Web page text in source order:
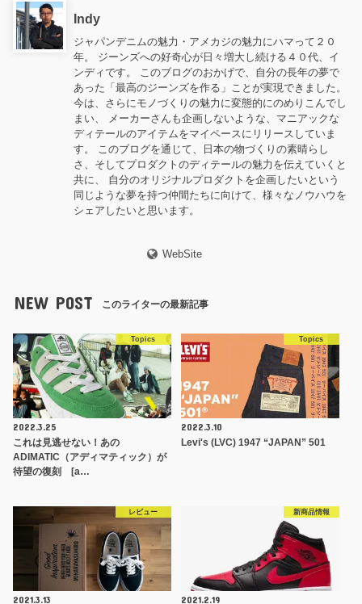
Indy
ジャパンデニムの魅力・アメカジの魅力にハマって２０
年。 ジーンズへの好奇心が日々増大し続ける４０代、イ
ンディです。 このブログのおかげで、自分の長年の夢で
あった「最高のジーンズを作る」ことが実現できました。
今は、さらにモノづくりの魅力に変態的にのめりこんでし
まい、 メーカーさんも企画しないような、マニアックな
ディテールのアイテムをマイペースにリリースしていま
す。 このブログを通じて、日本の物づくりの素晴らし
さ、そしてプロダクトのディテールの魅力を伝えていくと
共に、 自分のオリジナルプロダクトを企画したいという
同じような夢を持つ仲間たちに向けて、様々なノウハウを
シェアしたいと思います。
WebSite
NEW POST このライターの最新記事
Topics
2022.3.25
これは見逃せない！あの
ADIMATIC（アディマティック）が
待望の復刻 [a…
Topics
2022.3.10
Levi's (LVC) 1947 “JAPAN” 501
レビュー
2021.3.13
新商品情報
2021.2.19